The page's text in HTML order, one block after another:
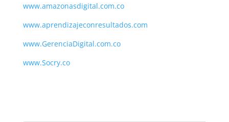
www.amazonasdigital.com.co
www.aprendizajeconresultados.com
www.GerenciaDigital.com.co
www.Socry.co